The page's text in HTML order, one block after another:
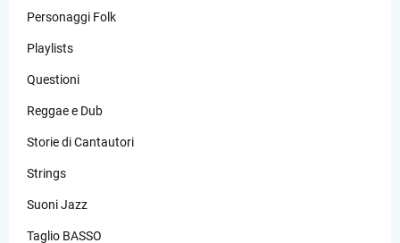
Personaggi Folk
Playlists
Questioni
Reggae e Dub
Storie di Cantautori
Strings
Suoni Jazz
Taglio BASSO